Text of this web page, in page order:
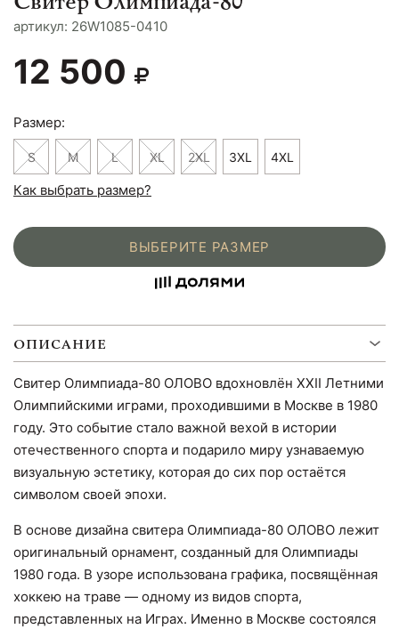
aртикул: 26W1085-0410
12 500
Размер:
S M L XL 2XL 3XL 4XL
Как выбрать размер?
ВЫБЕРИТЕ РАЗМЕР
ОПИСАНИЕ
Свитер Олимпиада-80 ОЛОВО вдохновлён XXII Летними
Олимпийскими играми, проходившими в Москве в 1980
году. Это событие стало важной вехой в истории
отечественного спорта и подарило миру узнаваемую
визуальную эстетику, которая до сих пор остаётся
символом своей эпохи.
В основе дизайна свитера Олимпиада-80 ОЛОВО лежит
оригинальный орнамент, созданный для Олимпиады
1980 года. В узоре использована графика, посвящённая
хоккею на траве — одному из видов спорта,
представленных на Играх. Именно в Москве состоялся